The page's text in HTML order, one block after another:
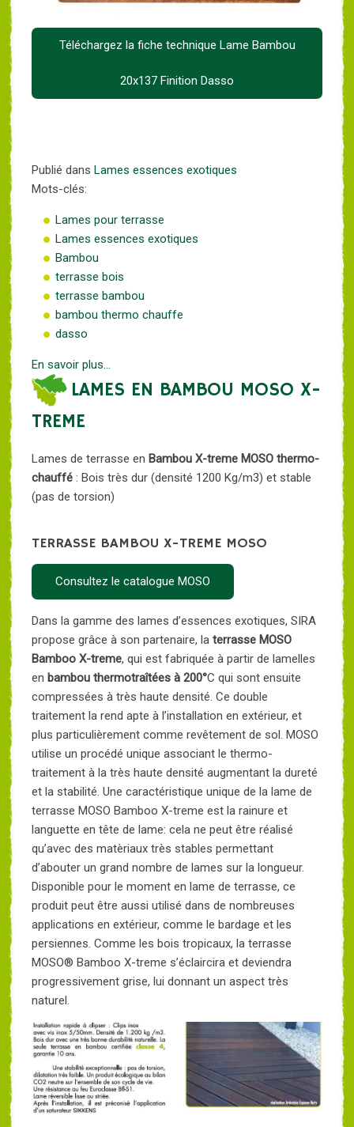
Téléchargez la fiche technique Lame Bambou
20x137 Finition Dasso
Publié dans Lames essences exotiques
Mots-clés:
Lames pour terrasse
Lames essences exotiques
Bambou
terrasse bois
terrasse bambou
bambou thermo chauffe
dasso
En savoir plus...
LAMES EN BAMBOU MOSO X-
TREME
Lames de terrasse en Bambou X-treme MOSO thermo-
chauffé : Bois très dur (densité 1200 Kg/m3) et stable
(pas de torsion)
TERRASSE BAMBOU X-TREME MOSO
Consultez le catalogue MOSO
Dans la gamme des lames d’essences exotiques, SIRA
propose grâce à son partenaire, la terrasse MOSO
Bamboo X-treme, qui est fabriquée à partir de lamelles
en bambou thermotraîtées à 200°C qui sont ensuite
compressées à très haute densité. Ce double
traitement la rend apte à l’installation en extérieur, et
plus particulièrement comme revêtement de sol. MOSO
utilise un procédé unique associant le thermo-
traitement à la très haute densité augmentant la dureté
et la stabilité. Une caractéristique unique de la lame de
terrasse MOSO Bamboo X-treme est la rainure et
languette en tête de lame: cela ne peut être réalisé
qu’avec des matèriaux très stables permettant
d’abouter un grand nombre de lames sur la longueur.
Disponible pour le moment en lame de terrasse, ce
produit peut être aussi utilisé dans de nombreuses
applications en extérieur, comme le bardage et les
persiennes. Comme les bois tropicaux, la terrasse
MOSO® Bamboo X-treme s’éclaircira et deviendra
progressivement grise, lui donnant un aspect très
naturel.